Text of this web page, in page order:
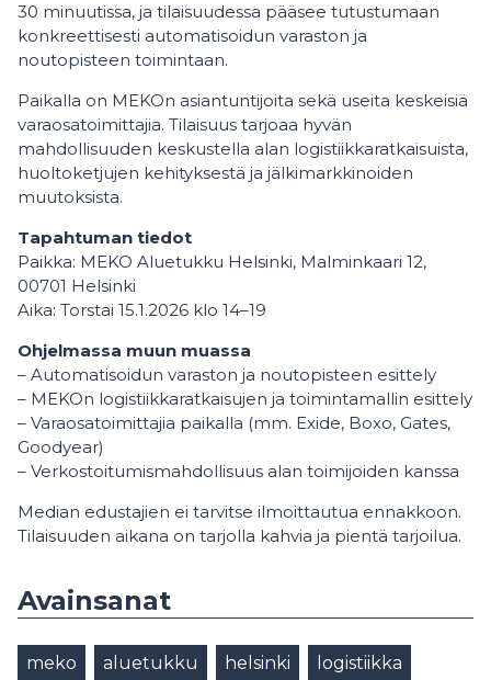
30 minuutissa, ja tilaisuudessa pääsee tutustumaan
konkreettisesti automatisoidun varaston ja
noutopisteen toimintaan.
Paikalla on MEKOn asiantuntijoita sekä useita keskeisiä
varaosatoimittajia. Tilaisuus tarjoaa hyvän
mahdollisuuden keskustella alan logistiikkaratkaisuista,
huoltoketjujen kehityksestä ja jälkimarkkinoiden
muutoksista.
Tapahtuman tiedot
Paikka: MEKO Aluetukku Helsinki, Malminkaari 12,
00701 Helsinki
Aika: Torstai 15.1.2026 klo 14–19
Ohjelmassa muun muassa
– Automatisoidun varaston ja noutopisteen esittely
– MEKOn logistiikkaratkaisujen ja toimintamallin esittely
– Varaosatoimittajia paikalla (mm. Exide, Boxo, Gates,
Goodyear)
– Verkostoitumismahdollisuus alan toimijoiden kanssa
Median edustajien ei tarvitse ilmoittautua ennakkoon.
Tilaisuuden aikana on tarjolla kahvia ja pientä tarjoilua.
Avainsanat
meko aluetukku helsinki logistiikka